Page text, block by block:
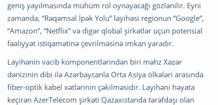
geniş yayılmasında mühüm rol oynayacağı gözlənilir. Eyni
zamanda, “Rəqəmsal İpək Yolu” layihəsi regionun “Google”,
“Amazon”, “Netflix” və digər qlobal şirkətlər üçün potensial
fəaliyyət istiqamətinə çevrilməsinə imkan yaradır.
Layihənin vacib komponentlərindən biri məhz Xəzər
dənizinin dibi ilə Azərbaycanla Orta Asiya ölkələri arasında
fiber-optik kabel xətlərinin çəkilməsidir. Layihəni həyata
keçirən AzerTelecom şirkəti Qazaxıstanda tərəfdaşı olan